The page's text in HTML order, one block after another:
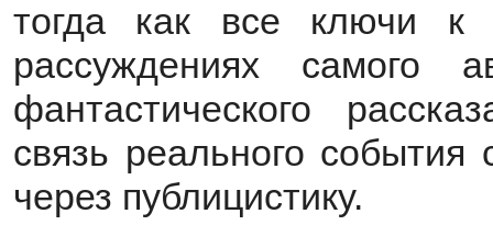
тогда как все ключи к
рассуждениях самого
фантастического
связь реального
через публицистику.